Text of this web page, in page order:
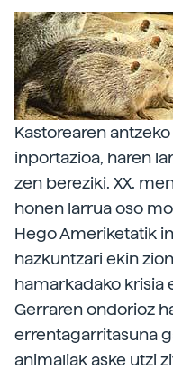
Kastorearen
inportazioa, haren
zen bereziki. XX.
honen larrua oso
Hego Ameriketatik
hazkuntzari ekin
hamarkadako krisia
Gerraren ondorioz
errentagarritasuna
animaliak aske utzi